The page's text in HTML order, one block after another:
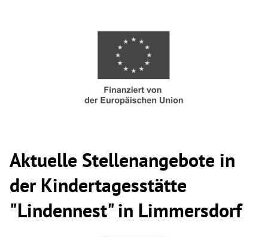
Aktuelle Stellenangebote in
der Kindertagesstätte
"Lindennest" in Limmersdorf